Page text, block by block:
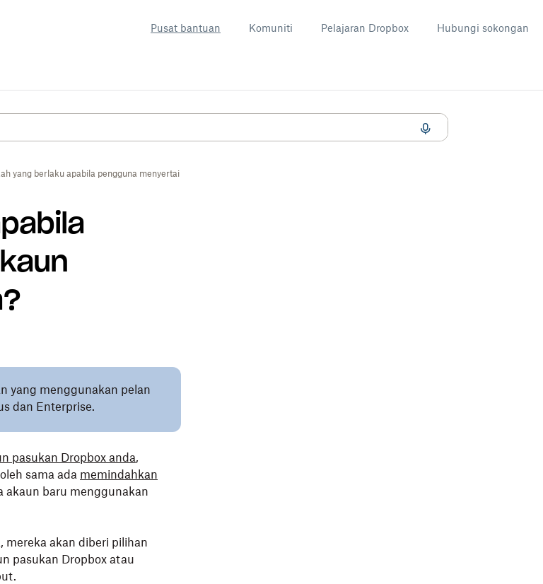
Pusat bantuan Komuniti Pelajaran Dropbox Hubungi sokongan
yang berlaku apabila pengguna menyertai akaun pasukan Dropbox saya?
yang menggunakan pelan
dan Enterprise.
pasukan Dropbox anda,
sama ada memindahkan
akaun baru menggunakan
mereka akan diberi pilihan
pasukan Dropbox atau